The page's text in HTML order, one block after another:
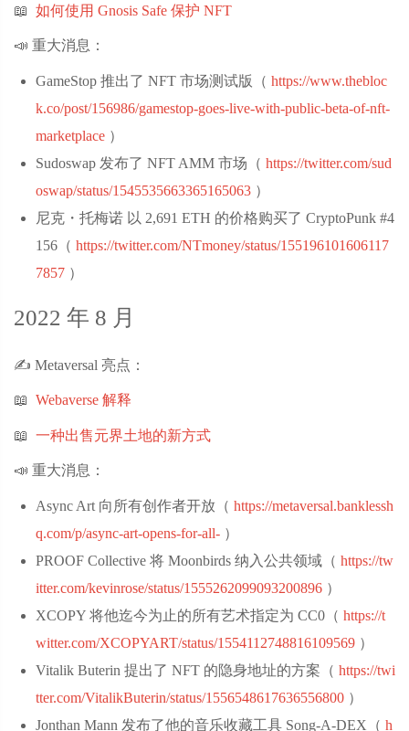
📖 如何使用 Gnosis Safe 保护 NFT
📣 重大消息：
GameStop 推出了 NFT 市场测试版（ https://www.thebloc
k.co/post/156986/gamestop-goes-live-with-public-beta-of-nft-
marketplace ‌）
Sudoswap 发布了 NFT AMM 市场（ https://twitter.com/sud
oswap/status/1545535663365165063 ‌）
尼克・托梅诺 以 2,691 ETH 的价格购买了 CryptoPunk #4
156（ https://twitter.com/NTmoney/status/155196101606117
7857 ‌）
2022 年 8 月
✍️ Metaversal 亮点：
📖 Webaverse 解释
📖 一种出售元界土地的新方式
📣 重大消息：
Async Art 向所有创作者开放（ https://metaversal.banklessh
q.com/p/async-art-opens-for-all- ‌）
PROOF Collective 将 Moonbirds 纳入公共领域（ https://tw
itter.com/kevinrose/status/1555262099093200896 ‌）
XCOPY 将他迄今为止的所有艺术指定为 CC0（ https://t
witter.com/XCOPYART/status/1554112748816109569 ‌）
Vitalik Buterin 提出了 NFT 的隐身地址的方案（ https://twi
tter.com/VitalikButerin/status/1556548617636556800 ‌）
Jonthan Mann 发布了他的音乐收藏工具 Song-A-DEX（ h